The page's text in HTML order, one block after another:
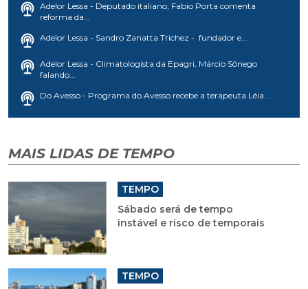
Adelor Lessa - Deputado italiano, Fabio Porta comenta
reforma da...
Adelor Lessa - Sandro Zanatta Trichez - fundador e...
Adelor Lessa - Climatologista da Epagri, Márcio Sônego
falando...
Do Avesso - Programa do Avesso recebe a terapeuta Léia...
MAIS LIDAS DE TEMPO
TEMPO
Sábado será de tempo
instável e risco de temporais
TEMPO